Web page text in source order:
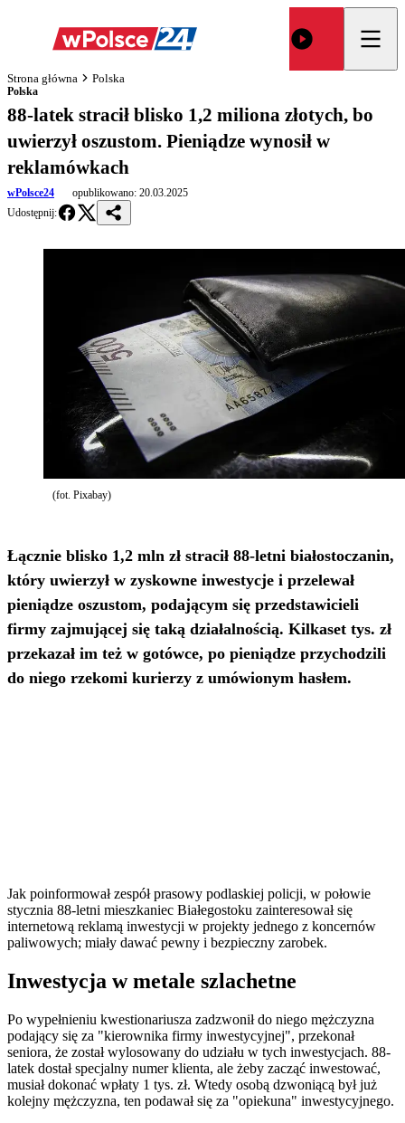
Strona główna Polska
Polska
88-latek stracił blisko 1,2 miliona złotych, bo
uwierzył oszustom. Pieniądze wynosił w
reklamówkach
wPolsce24 opublikowano: 20.03.2025
Udostępnij:
(fot. Pixabay)
Łącznie blisko 1,2 mln zł stracił 88-letni białostoczanin,
który uwierzył w zyskowne inwestycje i przelewał
pieniądze oszustom, podającym się przedstawicieli
firmy zajmującej się taką działalnością. Kilkaset tys. zł
przekazał im też w gotówce, po pieniądze przychodzili
do niego rzekomi kurierzy z umówionym hasłem.
Jak poinformował zespół prasowy podlaskiej policji, w połowie
stycznia 88-letni mieszkaniec Białegostoku zainteresował się
internetową reklamą inwestycji w projekty jednego z koncernów
paliwowych; miały dawać pewny i bezpieczny zarobek.
Inwestycja w metale szlachetne
Po wypełnieniu kwestionariusza zadzwonił do niego mężczyzna
podający się za "kierownika firmy inwestycyjnej", przekonał
seniora, że został wylosowany do udziału w tych inwestycjach. 88-
latek dostał specjalny numer klienta, ale żeby zacząć inwestować,
musiał dokonać wpłaty 1 tys. zł. Wtedy osobą dzwoniącą był już
kolejny mężczyzna, ten podawał się za "opiekuna" inwestycyjnego.